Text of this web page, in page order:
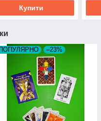
Купити
ПОПУЛЯРНО –23%